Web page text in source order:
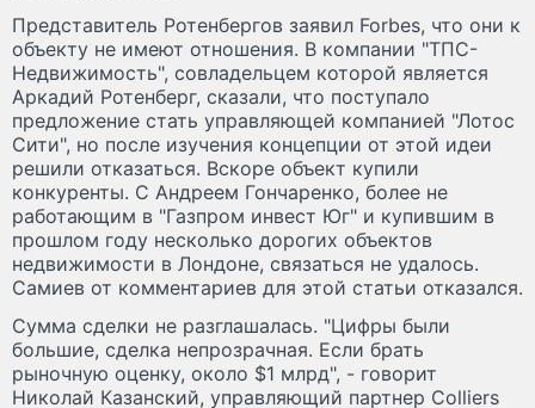
Представитель Ротенбергов заявил Forbes, что они к
объекту не имеют отношения. В компании "ТПС-
Недвижимость", совладельцем которой является
Аркадий Ротенберг, сказали, что поступало
предложение стать управляющей компанией "Лотос
Сити", но после изучения концепции от этой идеи
решили отказаться. Вскоре объект купили
конкуренты. С Андреем Гончаренко, более не
работающим в "Газпром инвест Юг" и купившим в
прошлом году несколько дорогих объектов
недвижимости в Лондоне, связаться не удалось.
Самиев от комментариев для этой статьи отказался.
Сумма сделки не разглашалась. "Цифры были
большие, сделка непрозрачная. Если брать
рыночную оценку, около $1 млрд", - говорит
Николай Казанский, управляющий партнер Colliers